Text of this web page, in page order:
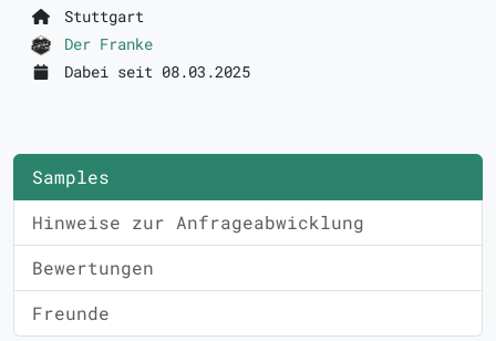
Stuttgart
Der Franke
Dabei seit 08.03.2025
Samples
Hinweise zur Anfrageabwicklung
Bewertungen
Freunde